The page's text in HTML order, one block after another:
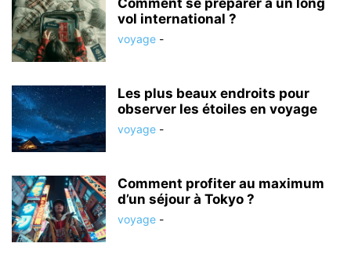
Comment se préparer à un long
vol international ?
voyage -
Les plus beaux endroits pour
observer les étoiles en voyage
voyage -
Comment profiter au maximum
d’un séjour à Tokyo ?
voyage -